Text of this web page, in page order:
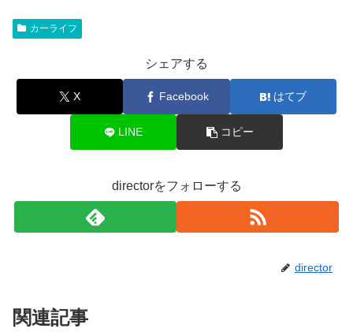
カーライフ
シェアする
X Facebook はてブ
LINE コピー
directorをフォローする
director
関連記事